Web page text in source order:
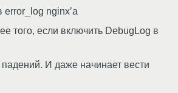
nginx’а
того, если включить DebugLog в
И даже начинает вести